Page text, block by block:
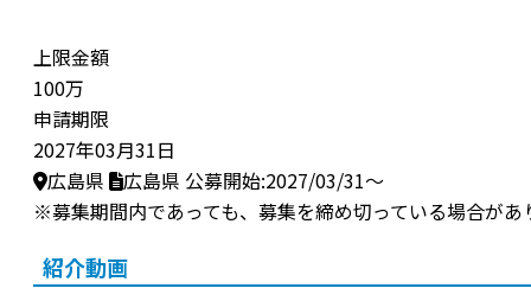
上限金額
100万
申請期限
2027年03月31日
広島県
広島県 公募開始:2027/03/31～
※募集期間内であっても、募集を締め切っている場合があ
紹介動画